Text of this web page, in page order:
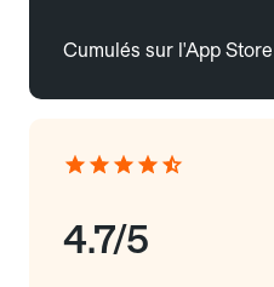
Cumulés sur l'App
4.7/5